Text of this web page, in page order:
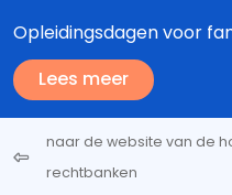
Opleidingsdagen voor
Lees meer
naar de website van de
rechtbanken